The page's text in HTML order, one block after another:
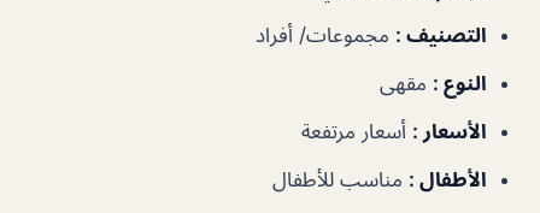
التصنيف : مجموعات/ أفراد
النوع : مقهى
الأسعار : أسعار مرتفعة
الأطفال : مناسب للأطفال